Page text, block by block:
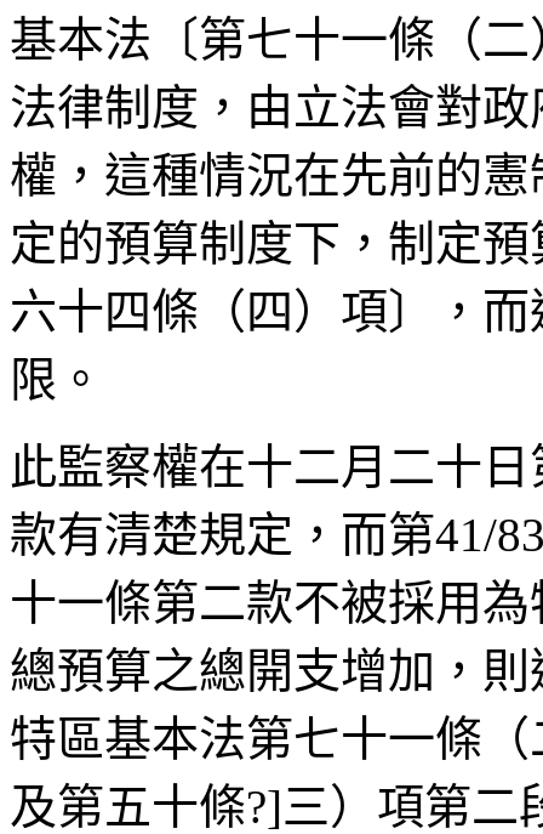
基本法〔第七十一條（
法律制度，由立法會對
權，這種情況在先前的
定的預算制度下，制定
六十四條（四）項〕，
限。
此監察權在十二月二十日
款有清楚規定，而第41/
十一條第二款不被採用
總預算之總開支增加，
特區基本法第七十一條
及第五十條?]三）項第二